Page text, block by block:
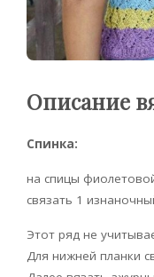
Описание
Спинка:
на спицы
связать 1
Этот ряд не
Для нижней планки